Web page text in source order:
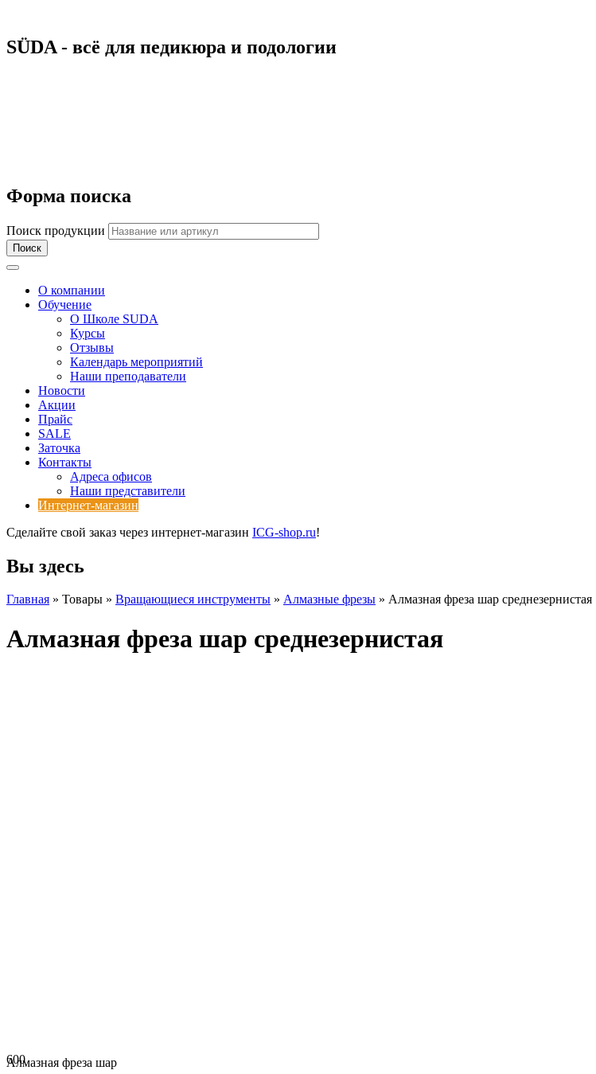
SÜDA - всё для педикюра и подологии
Форма поиска
Поиск продукции
Toggle navigation
О компании
Обучение
О Школе SUDA
Курсы
Отзывы
Календарь мероприятий
Наши преподаватели
Новости
Акции
Прайс
SALE
Заточка
Контакты
Адреса офисов
Наши представители
Интернет-магазин
Сделайте свой заказ через интернет-магазин ICG-shop.ru!
Вы здесь
Главная » Товары » Вращающиеся инструменты » Алмазные фрезы » Алмазная фреза шар среднезернистая
Алмазная фреза шар среднезернистая
Алмазная фреза шар
600